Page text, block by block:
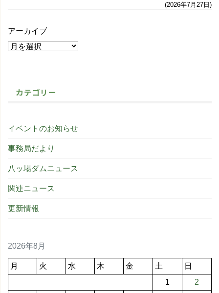
2026年7月27日
アーカイブ
カテゴリー
イベントのお知らせ
事務局だより
八ッ場ダムニュース
関連ニュース
更新情報
2026年8月
月 火 水 木 金 土
日
1
2